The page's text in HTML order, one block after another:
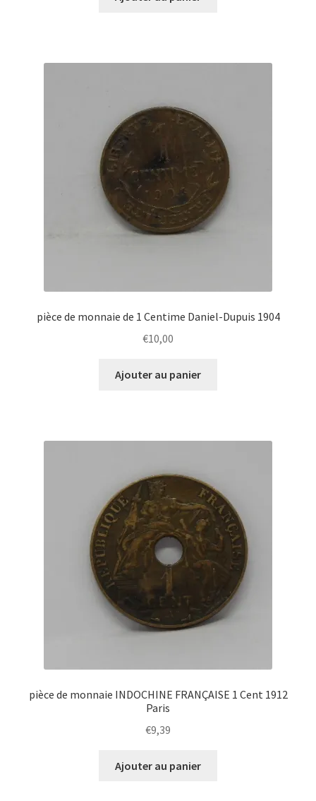
pièce de monnaie de 1 Centime Daniel-Dupuis 1904
€10,00
Ajouter au panier
pièce de monnaie INDOCHINE FRANÇAISE 1 Cent 1912
Paris
€9,39
Ajouter au panier